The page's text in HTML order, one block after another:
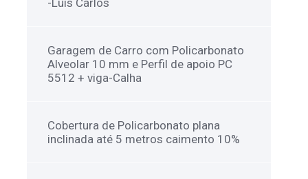
-Luis Carlos
Garagem de Carro com Policarbonato
Alveolar 10 mm e Perfil de apoio PC
5512 + viga-Calha
Cobertura de Policarbonato plana
inclinada até 5 metros caimento 10%